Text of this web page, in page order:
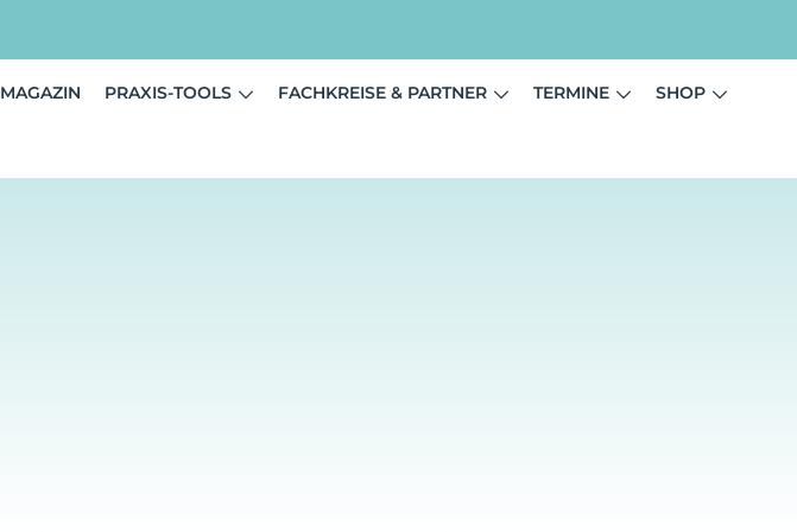
MAGAZIN PRAXIS-TOOLS FACHKREISE & PARTNER TERMINE SHOP